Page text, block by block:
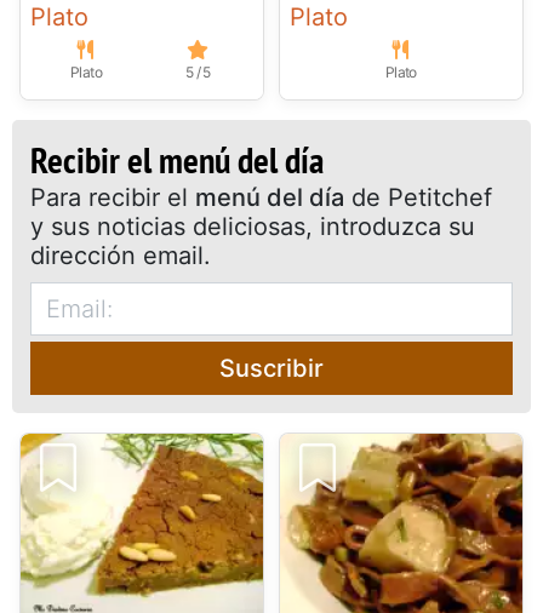
Plato
Plato 5 / 5
Plato
Plato
Recibir el menú del día
Para recibir el menú del día de Petitchef
y sus noticias deliciosas, introduzca su
dirección email.
Suscribir